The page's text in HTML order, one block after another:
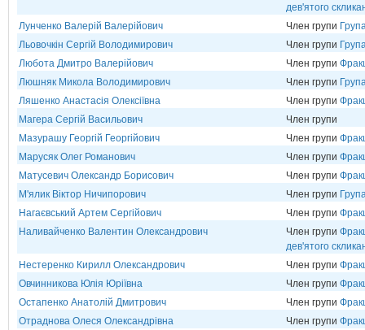
дев'ятого
Лунченко Валерій Валерійович
Член групи
Льовочкін Сергій Володимирович
Член групи
Любота Дмитро Валерійович
Член групи
Люшняк Микола Володимирович
Член групи
Ляшенко Анастасія Олексіївна
Член групи
Магера Сергій Васильович
Член групи
Мазурашу Георгій Георгійович
Член групи
Марусяк Олег Романович
Член групи
Матусевич Олександр Борисович
Член групи
М'ялик Віктор Ничипорович
Член групи
Нагаєвський Артем Сергійович
Член групи
Наливайченко Валентин Олександрович
Член групи
дев'ятого
Нестеренко Кирилл Олександрович
Член групи
Овчинникова Юлія Юріївна
Член групи
Остапенко Анатолій Дмитрович
Член групи
Отраднова Олеся Олександрівна
Член групи